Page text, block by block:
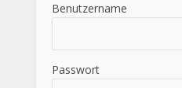
Benutzername
Passwort